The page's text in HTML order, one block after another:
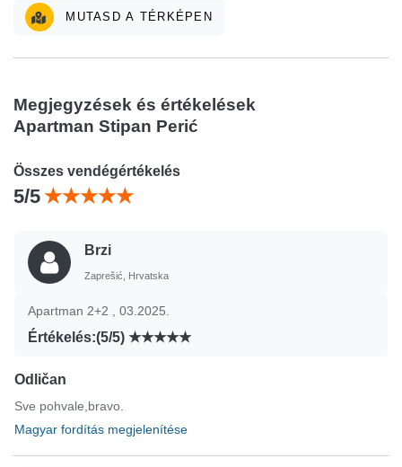
MUTASD A TÉRKÉPEN
Megjegyzések és értékelések
Apartman Stipan Perić
Összes vendégértékelés
5/5
Brzi
Zaprešić, Hrvatska
Apartman 2+2 , 03.2025.
Értékelés:(5/5)
Odličan
Sve pohvale,bravo.
Magyar fordítás megjelenítése